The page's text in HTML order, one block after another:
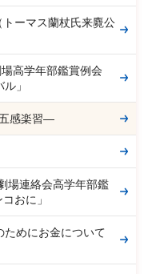
ーマス蘭杖氏来麑公
高学年部鑑賞例会
」
感楽習―
場連絡会高学年部鑑
おに」
めにお金について